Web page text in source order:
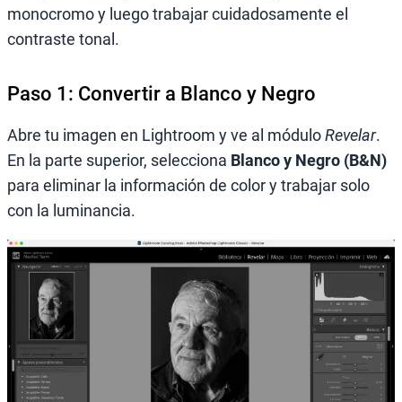
monocromo y luego trabajar cuidadosamente el
contraste tonal.
Paso 1: Convertir a Blanco y Negro
Abre tu imagen en Lightroom y ve al móduloRevelar.
En la parte superior, selecciona Blanco y Negro (B&N)
para eliminar la información de color y trabajar solo
con la luminancia.